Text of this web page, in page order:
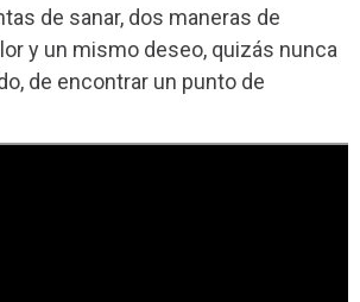
de sanar, dos maneras de
y un mismo deseo, quizás nunca
de encontrar un punto de